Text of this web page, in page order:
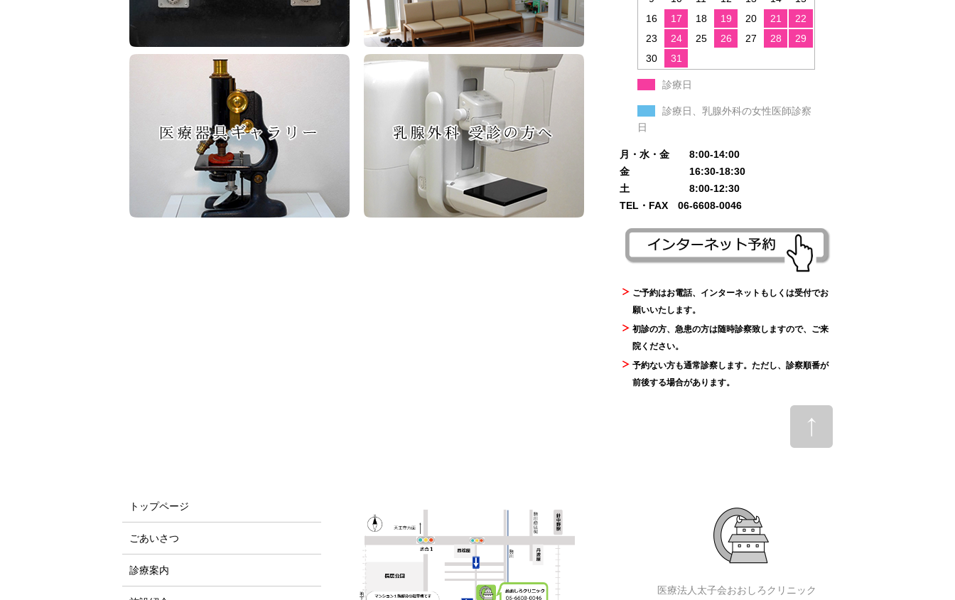
16
17 18 19 20 21
22
23
24 25 26 27 28
29
30
31
診療日
診療日、乳腺外科の女性医師診察
日
月・水・金 8:00-14:00
金 16:30-18:30
土 8:00-12:30
TEL・FAX 06-6608-0046
ご予約はお電話、インターネットもしくは受付でお
願いいたします。
初診の方、急患の方は随時診察致しますので、ご来
院ください。
予約ない方も通常診察します。ただし、診察順番が
前後する場合があります。
トップページ
ごあいさつ
診療案内
医療法人太子会おおしろクリニック